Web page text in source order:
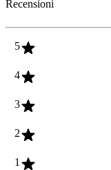
Recensioni
5
4
3
2
1